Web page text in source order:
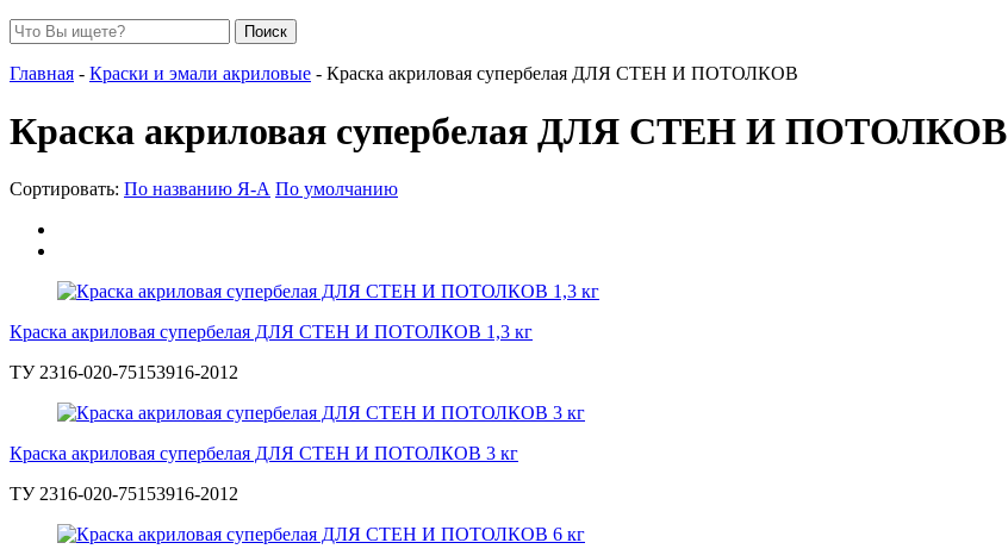
Поиск
Главная - Краски и эмали акриловые - Краска акриловая супербелая ДЛЯ СТЕН И ПОТОЛКОВ
Краска акриловая супербелая ДЛЯ СТЕН И ПОТОЛКОВ
Сортировать: По названию Я-А По умолчанию
Краска акриловая супербелая ДЛЯ СТЕН И ПОТОЛКОВ 1,3 кг
ТУ 2316-020-75153916-2012
Краска акриловая супербелая ДЛЯ СТЕН И ПОТОЛКОВ 3 кг
ТУ 2316-020-75153916-2012